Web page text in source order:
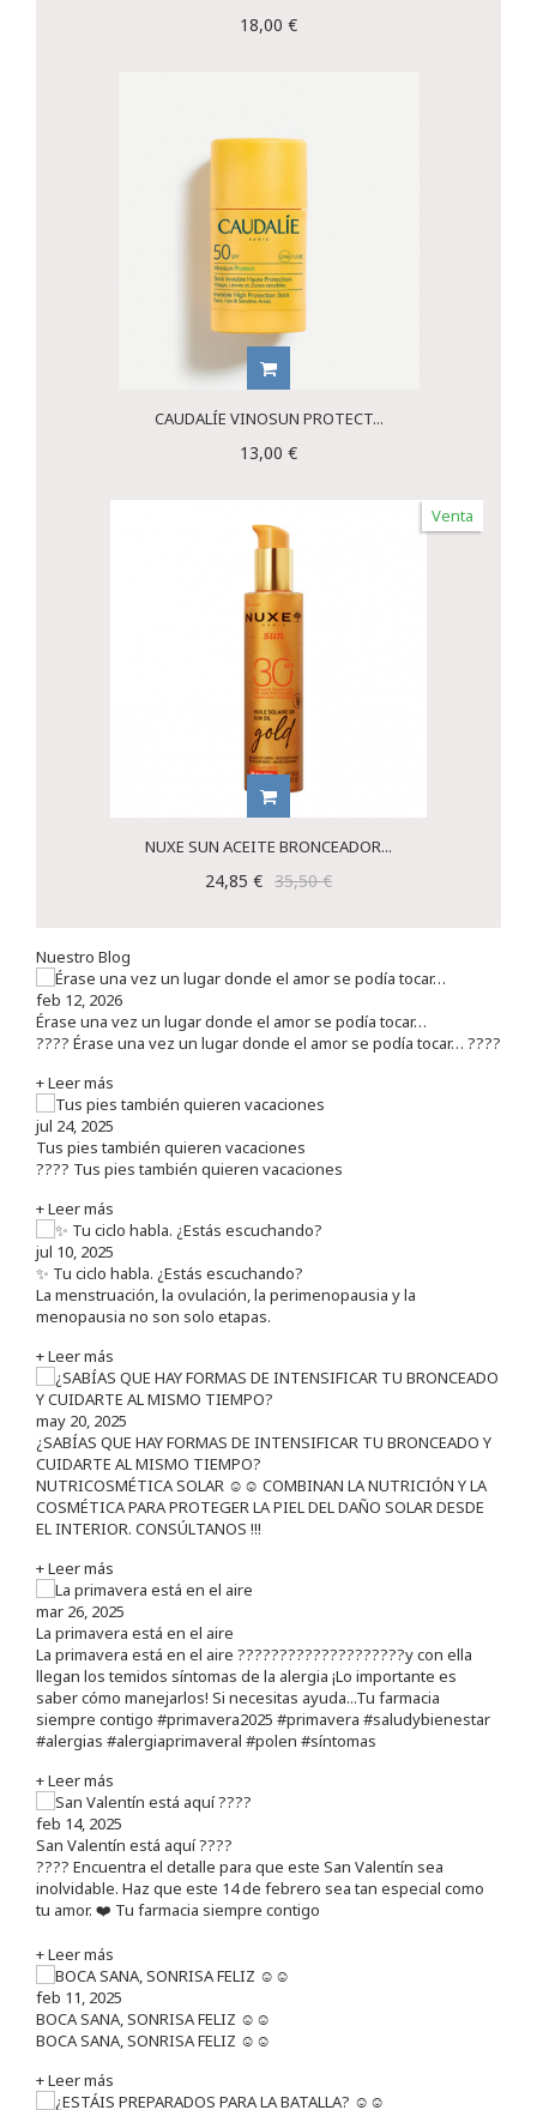
18,00 €
CAUDALÍE VINOSUN PROTECT...
13,00 €
Venta
NUXE SUN ACEITE BRONCEADOR...
24,85 € 35,50 €
Nuestro Blog
feb 12, 2026
Érase una vez un lugar donde el amor se podía tocar…
???? Érase una vez un lugar donde el amor se podía tocar… ????
+ Leer más
jul 24, 2025
Tus pies también quieren vacaciones
???? Tus pies también quieren vacaciones
+ Leer más
jul 10, 2025
✨ Tu ciclo habla. ¿Estás escuchando?
La menstruación, la ovulación, la perimenopausia y la
menopausia no son solo etapas.
+ Leer más
may 20, 2025
¿SABÍAS QUE HAY FORMAS DE INTENSIFICAR TU BRONCEADO Y
CUIDARTE AL MISMO TIEMPO?
NUTRICOSMÉTICA SOLAR ☺️☺️ COMBINAN LA NUTRICIÓN Y LA
COSMÉTICA PARA PROTEGER LA PIEL DEL DAÑO SOLAR DESDE
EL INTERIOR. CONSÚLTANOS !!!
+ Leer más
mar 26, 2025
La primavera está en el aire
La primavera está en el aire ????????????????????y con ella
llegan los temidos síntomas de la alergia ¡Lo importante es
saber cómo manejarlos! Si necesitas ayuda...Tu farmacia
siempre contigo #primavera2025 #primavera #saludybienestar
#alergias #alergiaprimaveral #polen #síntomas
+ Leer más
feb 14, 2025
San Valentín está aquí ????
???? Encuentra el detalle para que este San Valentín sea
inolvidable. Haz que este 14 de febrero sea tan especial como
tu amor. ❤️ Tu farmacia siempre contigo
+ Leer más
feb 11, 2025
BOCA SANA, SONRISA FELIZ ☺️☺️
BOCA SANA, SONRISA FELIZ ☺️☺️
+ Leer más